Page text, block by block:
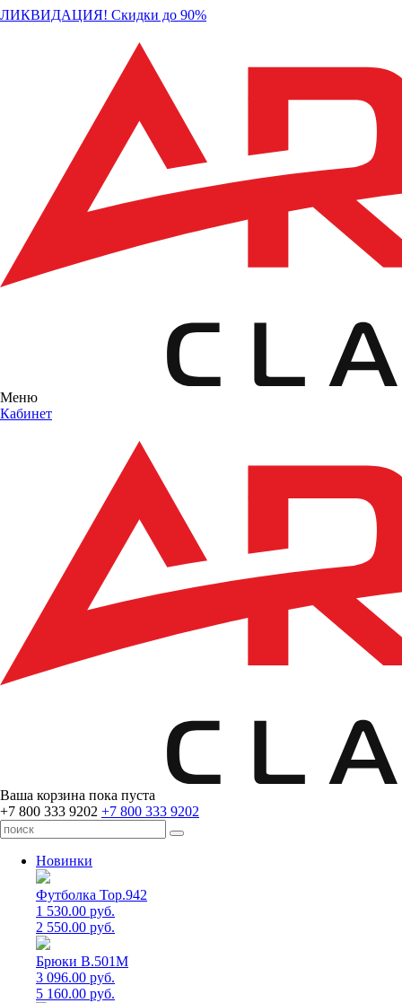
ЛИКВИДАЦИЯ! Скидки до 90%
Меню
Кабинет
Ваша корзина пока пуста
+7 800 333 9202 +7 800 333 9202
Новинки
Футболка Top.942
1 530.00 руб.
2 550.00 руб.
Брюки B.501M
3 096.00 руб.
5 160.00 руб.